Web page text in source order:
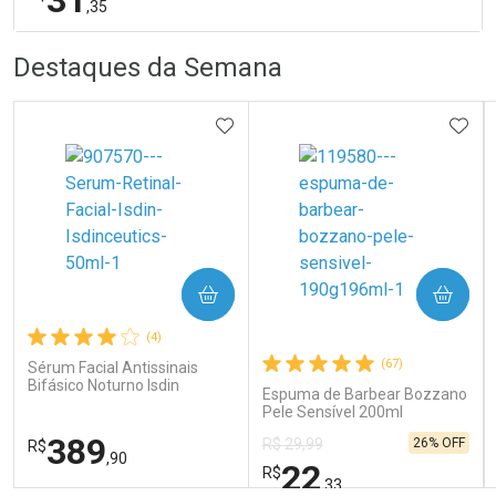
,35
Laboratório
Comprar sem Desconto
Por Menos
Comprar sem Desconto
Destaques da Semana
(4)
Sérum Facial Antissinais
Bifásico Noturno Isdin
R$389,90
ADICIONAR AOS FAVORITOS
COMPRAR
(67)
Espuma de Barbear Bozzano
Pele Sensível 200ml
R$ 29,99
R$22,33
26% OFF
COMPRAR